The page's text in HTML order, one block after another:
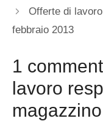
Offerte di
febbraio 2013
1
lavoro